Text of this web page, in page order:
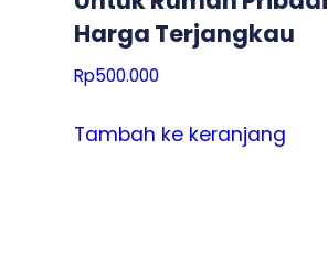
Harga Terjangkau
Rp500.000
Tambah ke keranjang